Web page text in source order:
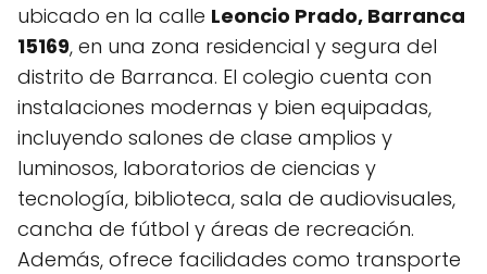
ubicado en la calle Leoncio Prado, Barranca
15169, en una zona residencial y segura del
distrito de Barranca. El colegio cuenta con
instalaciones modernas y bien equipadas,
incluyendo salones de clase amplios y
luminosos, laboratorios de ciencias y
tecnología, biblioteca, sala de audiovisuales,
cancha de fútbol y áreas de recreación.
Además, ofrece facilidades como transporte